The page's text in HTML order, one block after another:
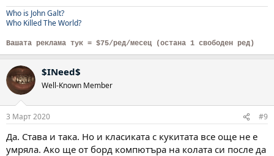
Who is John Galt?
Who Killed The World?
Вашата реклама тук = $75/ред/месец (остана 1 свободен ред)
$INeed$
Well-Known Member
3 Март 2020 #9
Да. Става и така. Но и класиката с кукитата все още не е
умряла. Ако ще от борд компютъра на колата си после да